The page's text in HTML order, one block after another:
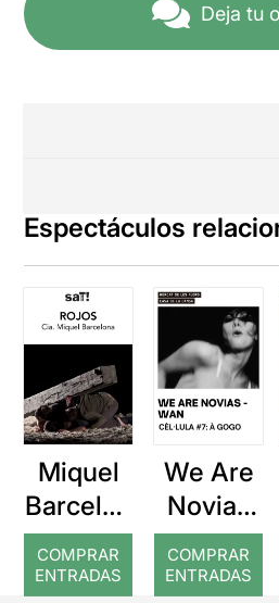
Deja tu
Espectáculos
Miquel
Barcelon
a: Rojos
COMPRAR
ENTRADAS
We Are
Novias
(WAN):
À GOGO
COMPRAR
ENTRADAS